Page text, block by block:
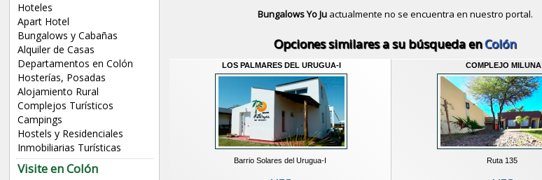
Hoteles
Apart Hotel
Bungalows y Cabañas
Alquiler de Casas
Departamentos en Colón
Hosterías, Posadas
Alojamiento Rural
Complejos Turísticos
Campings
Hostels y Residenciales
Inmobiliarias Turísticas
Visite en Colón
Bungalows Yo Juactualmente no se encuentra en nuestro portal.
Opciones similares a su búsqueda enColón
LOS PALMARES DEL URUGUA-I
Barrio Solares del Urugua-I
COMPLEJO MILUNA
Ruta 135